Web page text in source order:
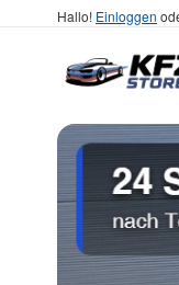
Hallo! Einloggen